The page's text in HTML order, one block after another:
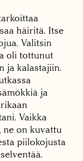
häiritä. Itse
Valitsin
oli tottunut
ja kalastajiin.
ja
Vaikka
ne on kuvattu
piilokojusta